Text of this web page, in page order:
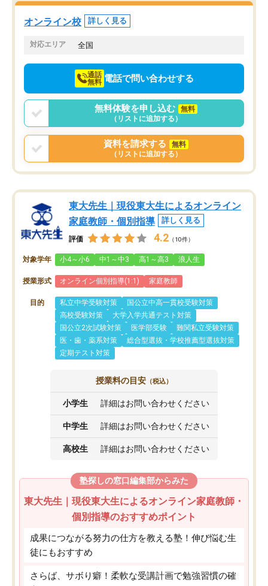
塾を受けています。狙い通り、少しず
つ成績も上がり、苦手意識も無くなっ
てきたので、さらに苦手な数学も追加
でお願いしました。来年の高校受験に
オンライン校 詳しく見る
対応エリア 全国
通話
無料 電話で問い合わせする
無料体験を申し込む
無料
（リストに追加する）
資料を請求する
無料
（リストに追加する）
東大先生｜現役東大生によるオンライン
家庭教師・個別指導
詳しく見る
評価 4.2 （10件）
対象学年 小4～小6 中1～中3 高1～高3 浪人生
授業形式 オンライン個別指導(1:1) 家庭教師
目的 私立中学受験対策
国公立中高一貫校受験対策
高校受験対策
大学入学共通テスト対策
国公立2次試験対策
医学部受験
難関私立受験対策
医・歯・薬系対策
総合型選抜・学校推薦型選抜対策
定期テスト対策
授業料の目安 （税込）
小学生 詳細はお問い合わせください
中学生 詳細はお問い合わせください
高校生 詳細はお問い合わせください
塾探しの窓口編集部からみた
東大先生｜現役東大生によるオンライン家庭教師・
個別指導のおすすめポイント
成果につながる努力の仕方を教える塾！伸び悩む生
徒にもおすすめ
さらば、サボり癖！柔軟な受講計画で勉強習慣の確